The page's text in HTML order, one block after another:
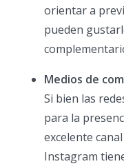
orientar a
pueden
Medios de
Si bien las
para la
excelente
Instagram